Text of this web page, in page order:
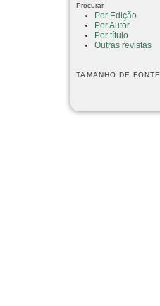
Procurar
Por Edição
Por Autor
Por título
Outras revistas
TAMANHO DE FONTE